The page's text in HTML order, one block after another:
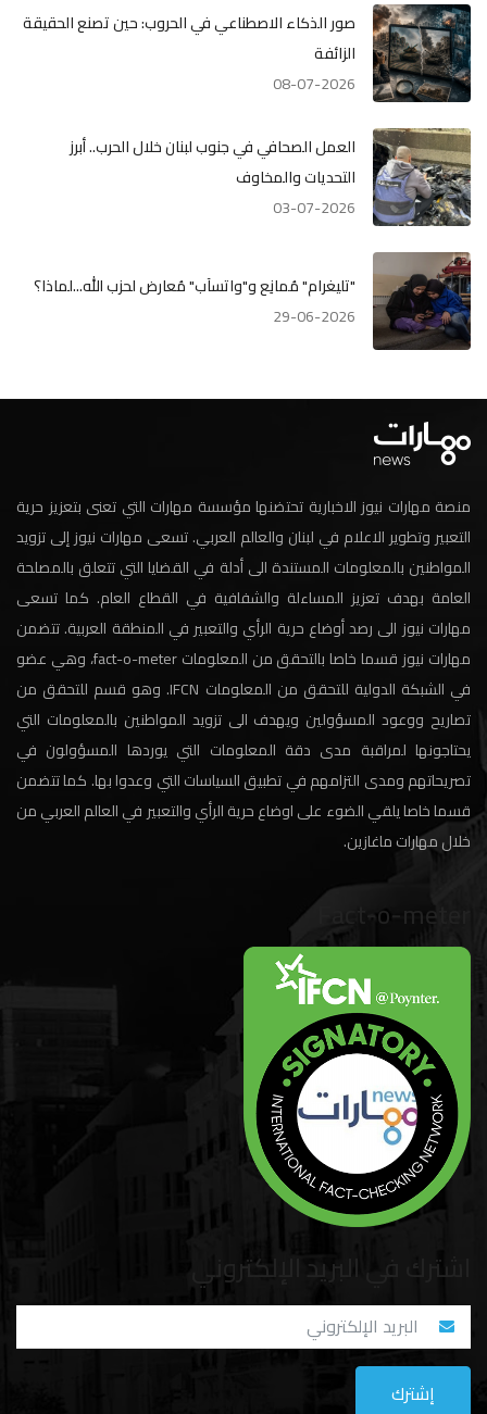
صور الذكاء الاصطناعي في الحروب: حين تصنع الحقيقة
الزائفة
08-07-2026
العمل الصحافي في جنوب لبنان خلال الحرب.. أبرز
التحديات والمخاوف
03-07-2026
"تليغرام" مُمانِع و"واتسآب" مُعارض لحزب الله...لماذا؟
29-06-2026
منصة مهارات نيوز الاخبارية تحتضنها مؤسسة مهارات التي تعنى بتعزيز حرية
التعبير وتطوير الاعلام في لبنان والعالم العربي. تسعى مهارات نيوز إلى تزويد
المواطنين بالمعلومات المستندة الى أدلة في القضايا التي تتعلق بالمصلحة
العامة بهدف تعزيز المساءلة والشفافية في القطاع العام. كما تسعى
مهارات نيوز الى رصد أوضاع حرية الرأي والتعبير في المنطقة العربية. تتضمن
مهارات نيوز قسما خاصا بالتحقق من المعلومات fact-o-meter، وهي عضو
في الشبكة الدولية للتحقق من المعلومات IFCN. وهو قسم للتحقق من
تصاريح ووعود المسؤولين ويهدف الى تزويد المواطنين بالمعلومات التي
يحتاجونها لمراقبة مدى دقة المعلومات التي يوردها المسؤولون في
تصريحاتهم ومدى التزامهم في تطبيق السياسات التي وعدوا بها. كما تتضمن
قسما خاصا يلقي الضوء على اوضاع حرية الرأي والتعبير في العالم العربي من
خلال مهارات ماغازين.
Fact-o-meter
اشترك في البريد الإلكتروني